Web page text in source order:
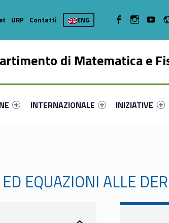
di Matematica e
99168-35
menu-primary-37548-44
Link identifier #link-menu-primary-
INTERNAZIONALE
Link identifier
INIZIATIVE
URP Contatti ENG WebMan on Facebook
WebMan on
EQUAZIONI ALLE